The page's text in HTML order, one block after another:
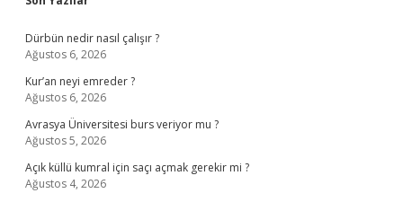
Sidebar
Dürbün nedir nasıl çalışır ?
Ağustos 6, 2026
Kur’an neyi emreder ?
Ağustos 6, 2026
Avrasya Üniversitesi burs veriyor mu ?
Ağustos 5, 2026
Açık küllü kumral için saçı açmak gerekir mi ?
Ağustos 4, 2026